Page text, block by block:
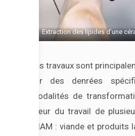
Extraction des lipides d’une
Les travaux sont
sur des denrées
modalités de
cœur du travail de
MIAM : viande et produits